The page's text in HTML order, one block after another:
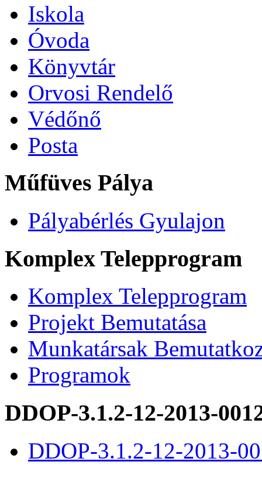
Iskola
Óvoda
Könyvtár
Orvosi Rendelő
Védőnő
Posta
Műfüves Pálya
Pályabérlés Gyulajon
Komplex Telepprogram
Komplex Telepprogram
Projekt Bemutatása
Munkatársak
Programok
DDOP-3.1.2-12-2013-
DDOP-3.1.2-12-2013-